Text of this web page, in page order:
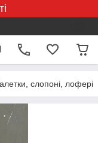
слопоні, лофері